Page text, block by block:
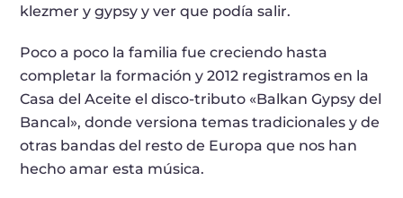
klezmer y gypsy y ver que podía salir.
Poco a poco la familia fue creciendo hasta
completar la formación y 2012 registramos en la
Casa del Aceite el disco-tributo «Balkan Gypsy del
Bancal», donde versiona temas tradicionales y de
otras bandas del resto de Europa que nos han
hecho amar esta música.